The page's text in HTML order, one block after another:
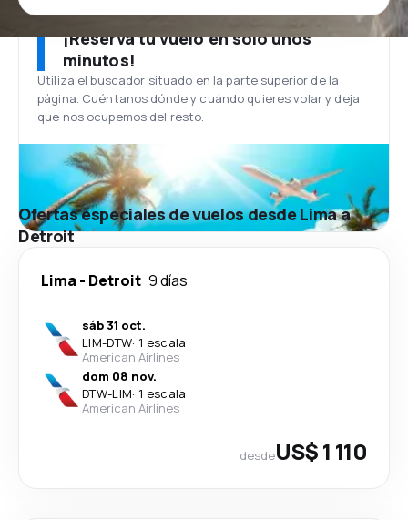
¡Reserva tu vuelo en solo unos
minutos!
Utiliza el buscador situado en la parte superior de la
página. Cuéntanos dónde y cuándo quieres volar y deja
que nos ocupemos del resto.
Ofertas especiales de vuelos desde Lima a
Detroit
Lima- Detroit 9 días
sáb 31 oct.
LIM-DTW· 1 escala
American Airlines
dom 08 nov.
DTW-LIM· 1 escala
American Airlines
desdeUS$ 1 110